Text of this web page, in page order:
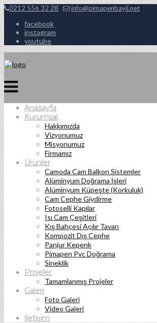
0212 556 32 28 info@pimapenbayii.net
facebook
instagram
youtube
Anasayfa
Kurumsal
Hakkımızda
Vizyonumuz
Misyonumuz
Firmamız
Ürünler
Camoda Cam Balkon Sistemler
Alüminyum Doğrama İşleri
Alüminyum Küpeşte (Korkuluk)
Cam Cephe Giydirme
Fotoselli Kapılar
Isı Cam Çeşitleri
Kış Bahçesi Açılır Tavan
Kompozit Dış Cephe
Panjur Kepenk
Pimapen Pvc Doğrama
Sineklik
Projeler
Tamamlanmış Projeler
Galeri
Foto Galeri
Video Galeri
İletişim